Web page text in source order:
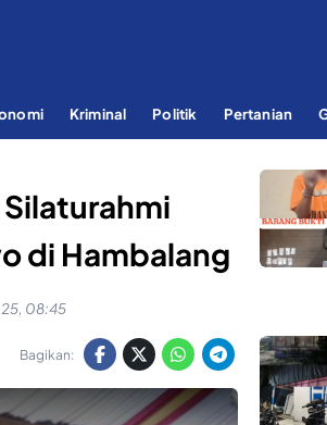
Kriminal Politik Pertanian
di Hambalang
08:45
Bagikan: